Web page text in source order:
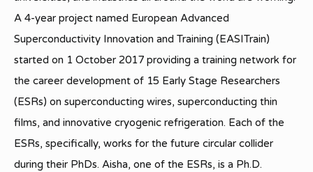
A 4-year project named European Advanced
Superconductivity Innovation and Training (EASITrain)
started on 1 October 2017 providing a training network for
the career development of 15 Early Stage Researchers
(ESRs) on superconducting wires, superconducting thin
films, and innovative cryogenic refrigeration. Each of the
ESRs, specifically, works for the future circular collider
during their PhDs. Aisha, one of the ESRs, is a Ph.D.